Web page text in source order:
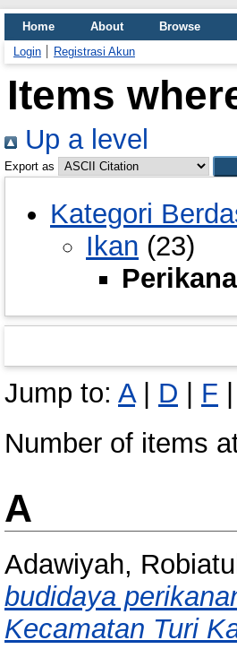
Home About
Browse
Login
Registrasi Akun
Items
Up a level
Export as
Kategori
Ikan (23)
Jump to: A| D | F |
Number of items
A
Adawiyah,
budidaya
Kecamatan Turi